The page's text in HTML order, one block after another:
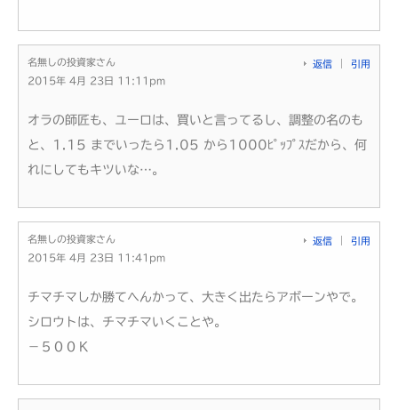
名無しの投資家さん
2015年 4月 23日 11:11pm
返信 引用
オラの師匠も、ユーロは、買いと言ってるし、調整の名のも
と、1.15 までいったら1.05 から1000ﾋﾟｯﾌﾟｽだから、何
れにしてもキツいな…。
名無しの投資家さん
2015年 4月 23日 11:41pm
返信 引用
チマチマしか勝てへんかって、大きく出たらアボーンやで。
シロウトは、チマチマいくことや。
－５００Ｋ